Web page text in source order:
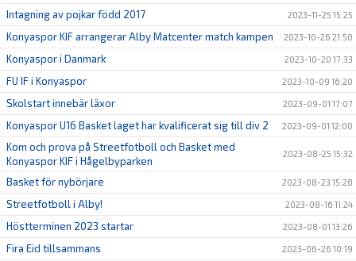
Intagning av pojkar född 2017 2023-11-25 15:25
Konyaspor KIF arrangerar Alby Matcenter match kampen 2023-10-26 21:50
Konyaspor i Danmark 2023-10-20 17:33
FU IF i Konyaspor 2023-10-09 16:20
Skolstart innebär läxor 2023-09-01 17:07
Konyaspor U16 Basket laget har kvalificerat sig till div 2 2023-09-01 12:00
Kom och prova på Streetfotboll och Basket med
Konyaspor KIF i Hågelbyparken
2023-08-25 15:32
Basket för nybörjare 2023-08-23 15:28
Streetfotboll i Alby! 2023-08-16 11:24
Höstterminen 2023 startar 2023-08-01 13:26
Fira Eid tillsammans 2023-06-26 10:19